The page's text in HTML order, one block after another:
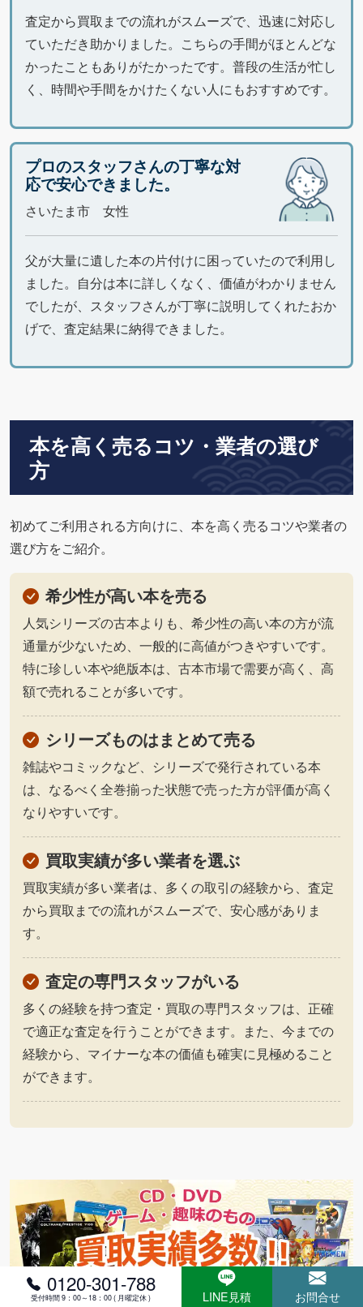
0120-301-788
受付時間 9：00～18：00 ( 月曜定休 ) LINE見積 お問合せ
査定から買取までの流れがスムーズで、迅速に対応し
ていただき助かりました。こちらの手間がほとんどな
かったこともありがたかったです。普段の生活が忙し
く、時間や手間をかけたくない人にもおすすめです。
プロのスタッフさんの丁寧な対
応で安心できました。
さいたま市 女性
父が大量に遺した本の片付けに困っていたので利用し
ました。自分は本に詳しくなく、価値がわかりません
でしたが、スタッフさんが丁寧に説明してくれたおか
げで、査定結果に納得できました。
本を高く売るコツ・業者の選び
方
初めてご利用される方向けに、本を高く売るコツや業者の
選び方をご紹介。
希少性が高い本を売る
人気シリーズの古本よりも、希少性の高い本の方が流
通量が少ないため、一般的に高値がつきやすいです。
特に珍しい本や絶版本は、古本市場で需要が高く、高
額で売れることが多いです。
シリーズものはまとめて売る
雑誌やコミックなど、シリーズで発行されている本
は、なるべく全巻揃った状態で売った方が評価が高く
なりやすいです。
買取実績が多い業者を選ぶ
買取実績が多い業者は、多くの取引の経験から、査定
から買取までの流れがスムーズで、安心感がありま
す。
査定の専門スタッフがいる
多くの経験を持つ査定・買取の専門スタッフは、正確
で適正な査定を行うことができます。また、今までの
経験から、マイナーな本の価値も確実に見極めること
ができます。